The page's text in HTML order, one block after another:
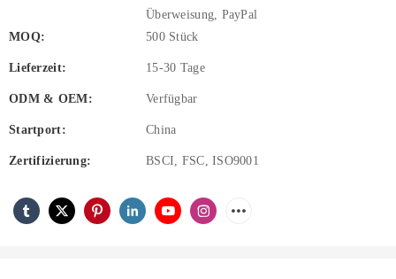
Überweisung, PayPal
MOQ:
500 Stück
Lieferzeit: 15-30 Tage
ODM & OEM: Verfügbar
Startport: China
Zertifizierung: BSCI, FSC, ISO9001